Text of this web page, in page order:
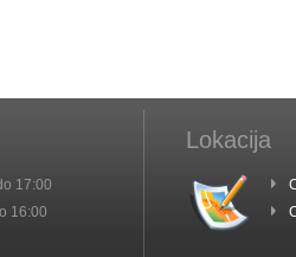
17:00
16:00
Lokacija